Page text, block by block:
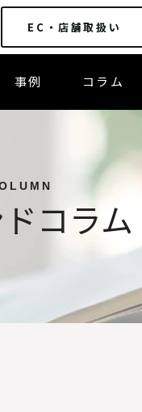
EC・店舗取扱い
事例 コラム
コラム